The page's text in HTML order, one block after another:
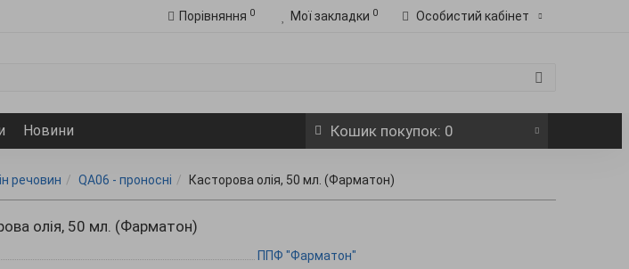
Порівняння 0 Мої закладки 0 Особистий кабінет
Новини Кошикпокупок: 0
речовин QA06 - проносні Касторова олія, 50 мл. (Фарматон)
олія, 50 мл. (Фарматон)
ППФ "Фарматон"